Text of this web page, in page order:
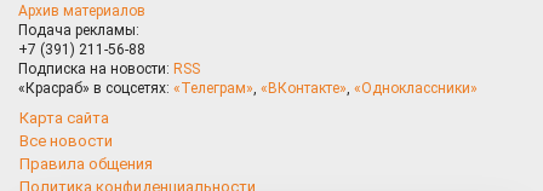
Архив материалов
Подача рекламы:
+7 (391) 211-56-88
Подписка на новости: RSS
«Красраб» в соцсетях: «Телеграм», «ВКонтакте», «Одноклассники»
Карта сайта
Все новости
Правила общения
Политика конфиденциальности